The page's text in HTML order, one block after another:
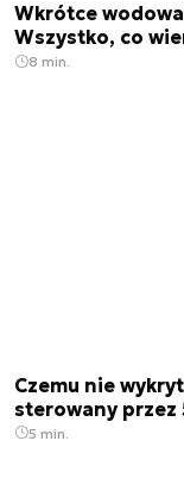
Wkrótce
Wszystko, co
8 min.
Czemu nie
sterowany przez
5 min.